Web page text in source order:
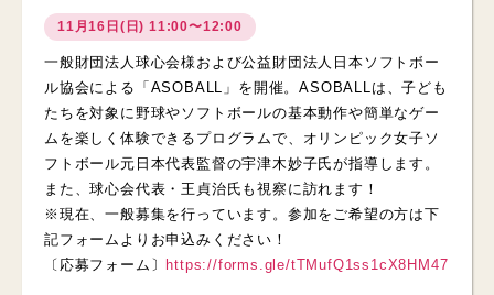
11月16日(日) 11:00〜12:00
一般財団法人球心会様および公益財団法人日本ソフトボー
ル協会による「ASOBALL」を開催。ASOBALLは、子ども
たちを対象に野球やソフトボールの基本動作や簡単なゲー
ムを楽しく体験できるプログラムで、オリンピック女子ソ
フトボール元日本代表監督の宇津木妙子氏が指導します。
また、球心会代表・王貞治氏も視察に訪れます！
※現在、一般募集を行っています。参加をご希望の方は下
記フォームよりお申込みください！
〔応募フォーム〕 https://forms.gle/tTMufQ1ss1cX8HM47